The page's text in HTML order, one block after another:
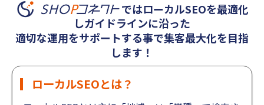
ではローカルSEOを最適化
しガイドラインに沿った
適切な運用をサポートする事で集客最大化を目指
します！
ローカルSEOとは？